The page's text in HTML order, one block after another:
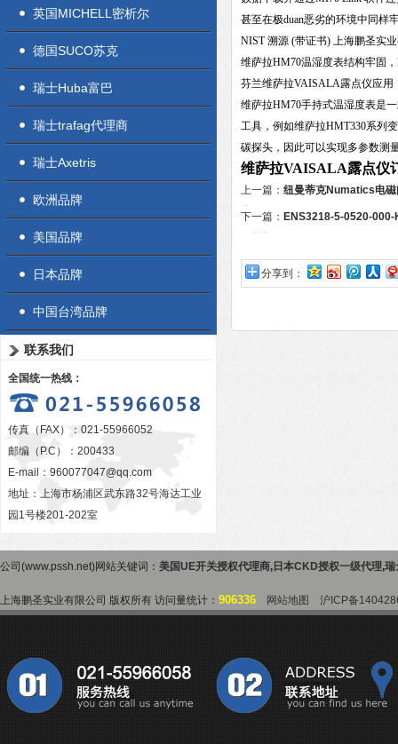
英国MICHELL密析尔
德国SUCO苏克
瑞士Huba富巴
瑞士trafag代理商
瑞士Axetris
欧洲品牌
美国品牌
日本品牌
中国台湾品牌
联系我们
全国统一热线：
传真（FAX）：021-55966052
邮编（P.C）：200433
E-mail： 960077047@qq.com
地址：上海市杨浦区武东路32号海达工业
园1号楼201-202室
甚至在极duan恶劣的环境中同样
NIST 溯源 (带证书) 上海鹏圣实
维萨拉HM70温湿度表结构牢固
芬兰维萨拉VAISALA露点仪应用
维萨拉HM70手持式温湿度表是
工具，例如维萨拉HMT330系列
碳探头，因此可以实现多参数测
维萨拉VAISALA露点仪
上一篇： 纽曼蒂克Numatics电
货
下一篇： ENS3218-5-0520-000-
分享到：
公司(www.pssh.net)网站关键词： 美国UE开关授权代理商, 日本CKD授权一级代理,瑞
上海鹏圣实业有限公司 版权所有 访问量统计： 906336 网站地图 沪ICP备